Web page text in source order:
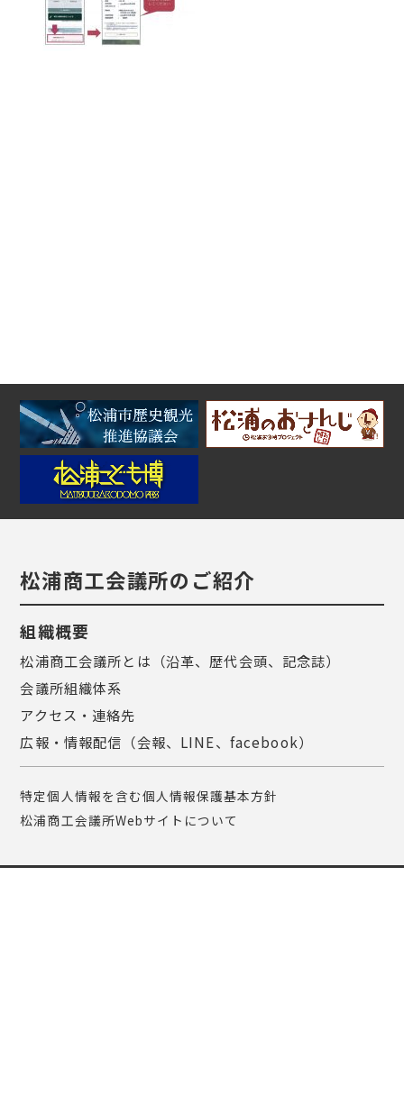
松浦商工会議所のご紹介
組織概要
松浦商工会議所とは（沿革、歴代会頭、記念誌）
会議所組織体系
アクセス・連絡先
広報・情報配信（会報、LINE、facebook）
特定個人情報を含む個人情報保護基本方針
松浦商工会議所Webサイトについて